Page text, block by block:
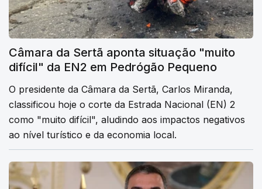
Câmara da Sertã aponta situação "muito
difícil" da EN2 em Pedrógão Pequeno
O presidente da Câmara da Sertã, Carlos Miranda,
classificou hoje o corte da Estrada Nacional (EN) 2
como "muito difícil", aludindo aos impactos negativos
ao nível turístico e da economia local.